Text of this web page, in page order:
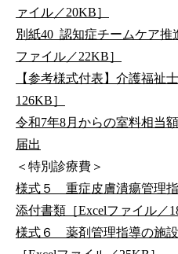
ァイル／20KB］
別紙40_認知症チームケア
ファイル／22KB］
【参考様式付表】介護福祉
126KB］
令和7年8月からの室料相当
届出
＜特別診療費＞
様式５ 重症皮膚潰瘍管理
添付書類［Excelファイル／
様式６ 薬剤管理指導の施